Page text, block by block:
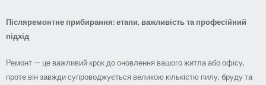
Післяремонтне прибирання: етапи, важливість та професійний
підхід
Ремонт — це важливий крок до оновлення вашого житла або офісу,
проте він завжди супроводжується великою кількістю пилу, бруду та